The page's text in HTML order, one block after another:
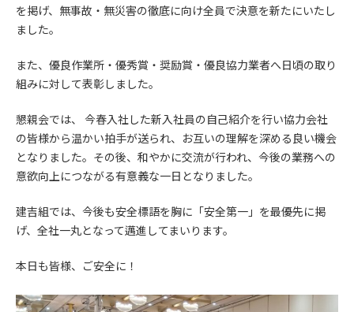
を掲げ、無事故・無災害の徹底に向け全員で決意を新たにいたし
ました。
また、優良作業所・優秀賞・奨励賞・優良協力業者へ日頃の取り
組みに対して表彰しました。
懇親会では、 今春入社した新入社員の自己紹介を行い協力会社
の皆様から温かい拍手が送られ、お互いの理解を深める良い機会
となりました。その後、和やかに交流が行われ、今後の業務への
意欲向上につながる有意義な一日となりました。
建吉組では、今後も安全標語を胸に「安全第一」を最優先に掲
げ、全社一丸となって邁進してまいります。
本日も皆様、ご安全に！